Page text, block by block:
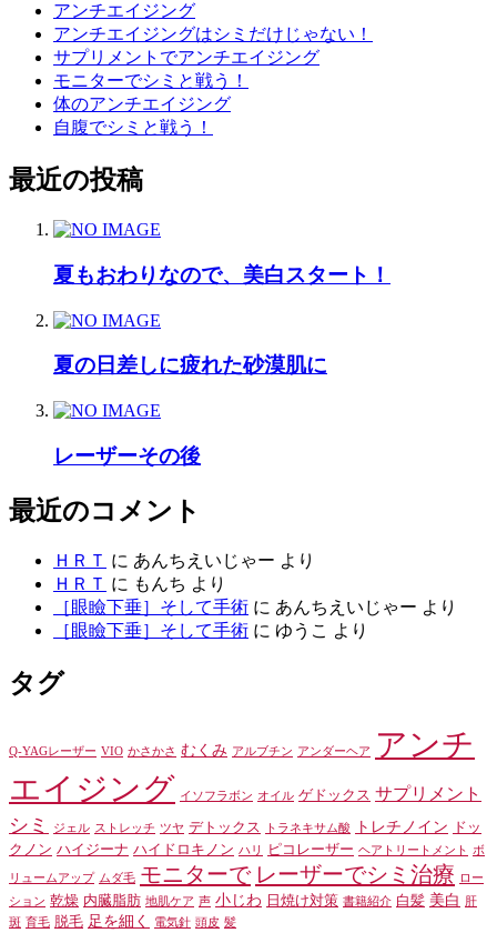
アンチエイジング
アンチエイジングはシミだけじゃない！
サプリメントでアンチエイジング
モニターでシミと戦う！
体のアンチエイジング
自腹でシミと戦う！
最近の投稿
夏もおわりなので、美白スタート！
夏の日差しに疲れた砂漠肌に
レーザーその後
最近のコメント
ＨＲＴ に あんちえいじゃー より
ＨＲＴ に もんち より
［眼瞼下垂］そして手術 に あんちえいじゃー より
［眼瞼下垂］そして手術 に ゆうこ より
タグ
Q-YAGレーザー VIO かさかさ むくみ アルブチン アンダーヘア
アンチ
エイジング イソフラボン オイル ゲドックス サプリメント
シミ ジェル ストレッチ ツヤ デトックス トラネキサム酸 トレチノイン
ドッ
クノン ハイジーナ ハイドロキノン ハリ ピコレーザー ヘアトリートメント ボ
リュームアップ ムダ毛 モニターで レーザーでシミ治療
ロー
ション 乾燥 内臓脂肪 地肌ケア 声 小じわ 日焼け対策 書籍紹介 白髪 美白
肝
斑 育毛 脱毛 足を細く 電気針 頭皮 髪